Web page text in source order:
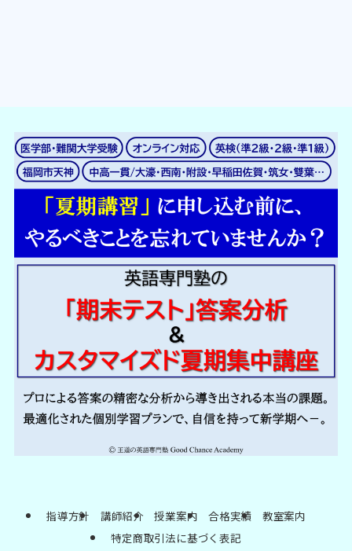
指導方針 講師紹介 授業案内 合格実績
教室案内
特定商取引法に基づく表記